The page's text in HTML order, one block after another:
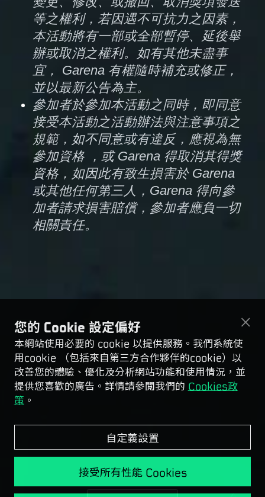
等之權利，若因遇不可抗力之因素，
本活動將有一部或全部暫停、延後舉
辦或取消之權利。如有其他未盡事
宜， Garena 有權隨時補充或修正，
並以最新公告為主。
參加者於參加本活動之同時，即同意
接受本活動之活動辦法與注意事項之
規範，如不同意或有違反，應視為無
參加資格 ，或 Garena 得取消其得獎
資格，如因此有致生損害於 Garena
或其他任何第三人，Garena 得向參
加者請求損害賠償，參加者應負一切
相關責任。
您的 Cookie 設定偏好
本網站使用必要的 cookie 以提供服務。我們系統使
用cookie （包括來自第三方合作夥伴的cookie）以
改善您的體驗、優化及分析網站功能和使用情況，並
提供您喜歡的廣告。詳情請參閲我們的 Cookies政
策 。
自定義設置
接受所有性能 Cookies